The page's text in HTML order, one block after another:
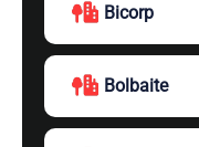
Bicorp
Bolbaite